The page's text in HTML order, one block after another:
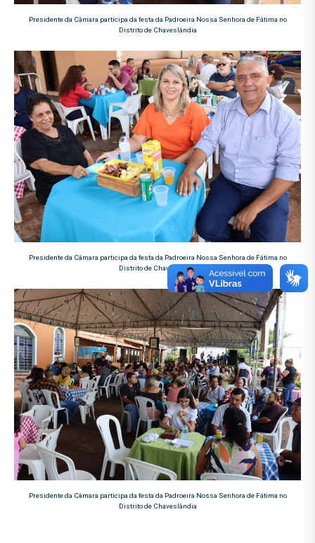
Presidente da Câmara participa da festa da Padroeira Nossa Senhora de Fátima no
Distrito de Chaveslândia
Presidente da Câmara participa da festa da Padroeira Nossa Senhora de Fátima no
Distrito de Chaveslândia
Presidente da Câmara participa da festa da Padroeira Nossa Senhora de Fátima no
Distrito de Chaveslândia